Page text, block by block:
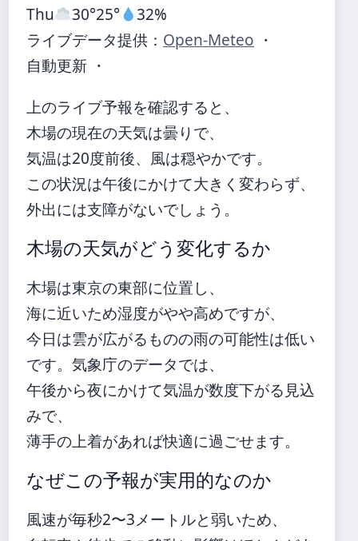
Thu
30°25°
32%
ライブデータ提供： Open-Meteo ・
自動更新 ・
上のライブ予報を確認すると、
木場の現在の天気は曇りで、
気温は20度前後、風は穏やかです。
この状況は午後にかけて大きく変わらず、
外出には支障がないでしょう。
木場の天気がどう変化するか
木場は東京の東部に位置し、
海に近いため湿度がやや高めですが、
今日は雲が広がるものの雨の可能性は低い
です。気象庁のデータでは、
午後から夜にかけて気温が数度下がる見込
みで、
薄手の上着があれば快適に過ごせます。
なぜこの予報が実用的なのか
風速が毎秒2〜3メートルと弱いため、